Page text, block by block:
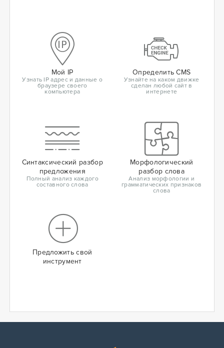
Мой IP
Узнать IP адрес и данные о
браузере своего
компьютера
Определить CMS
Узнайте на каком движке
сделан любой сайт в
интернете
Синтаксический разбор
предложения
Полный анализ каждого
составного слова
Морфологический
разбор слова
Анализ морфологии и
грамматических признаков
слова
Предложить свой
инструмент